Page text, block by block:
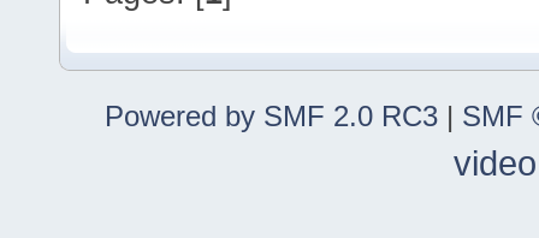
Powered by SMF 2.0 RC3 | SMF